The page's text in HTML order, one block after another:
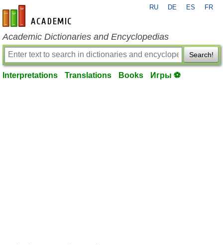
en-academic.com
RU DE ES FR
Academic Dictionaries and Encyclopedias
Search!
Interpretations Translations Books Игры ⚽